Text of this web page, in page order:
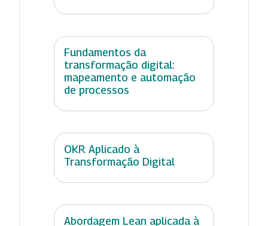
Fundamentos da
transformação digital:
mapeamento e automação
de processos
OKR Aplicado à
Transformação Digital
Abordagem Lean aplicada à